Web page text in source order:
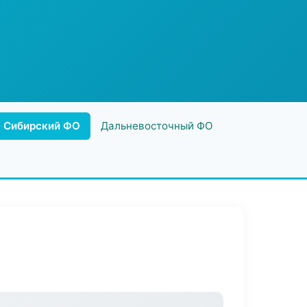
Сибирский ФО Дальневосточный ФО